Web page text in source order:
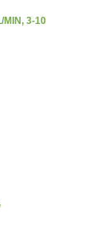
MIN, 3-10